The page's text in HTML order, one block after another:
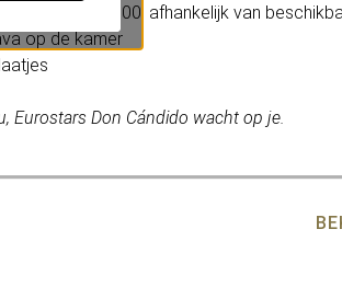
out (tot 14:00, afhankelijk van
op de kamer
Eurostars Don Cándido wacht op je.